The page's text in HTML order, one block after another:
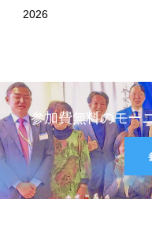
2026
参加費無料のモー